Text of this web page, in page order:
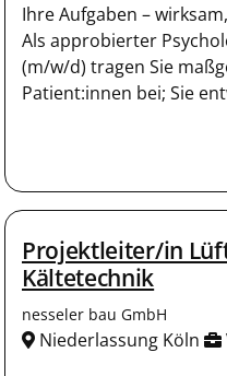
Ihre Aufgaben –
Als approbierter
(m/w/d) tragen Sie
Patient:innen bei; Sie
Projektleiter/in
Kältetechnik
nesseler bau GmbH
Niederlassung Köln